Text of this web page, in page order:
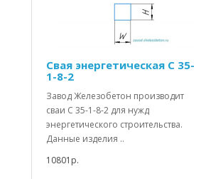
Свая энергетическая С 35-
1-8-2
Завод Железобетон производит
сваи С 35-1-8-2 для нужд
энергетического строительства.
Данные изделия ..
10801р.